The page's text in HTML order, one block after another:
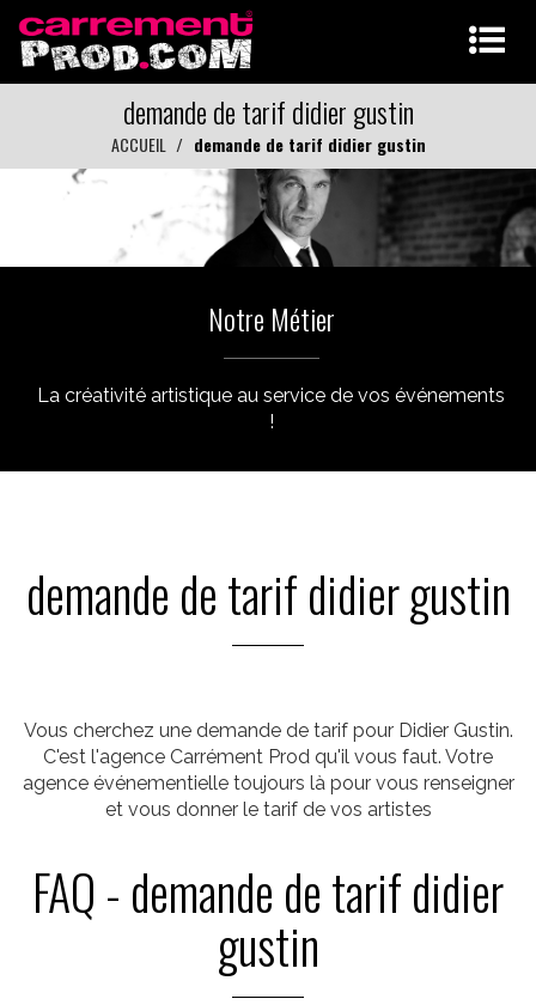
demande de tarif didier gustin
ACCUEIL demande de tarif didier gustin
Notre Métier
La créativité artistique au service de vos événements
!
demande de tarif didier gustin
Vous cherchez une demande de tarif pour Didier Gustin.
C'est l'agence Carrément Prod qu'il vous faut. Votre
agence événementielle toujours là pour vous renseigner
et vous donner le tarif de vos artistes
FAQ - demande de tarif didier
gustin